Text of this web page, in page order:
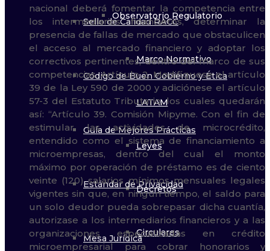
Observatorio Regulatorio
Marco Normativo
LATAM
Leyes
Decretos
Circulares
Sello de Calidad RACC
Código de Buen Gobierno y Ética
Guía de Mejores Prácticas
Estándar de Privacidad
Mesa Jurídica